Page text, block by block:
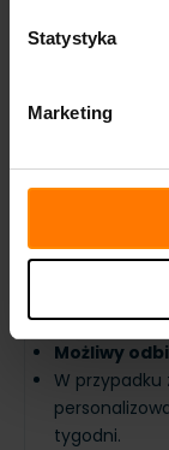
Statystyka
Marketing
lub Ustawy
Każdy
Produkty
Możliwy
W
tygodni.